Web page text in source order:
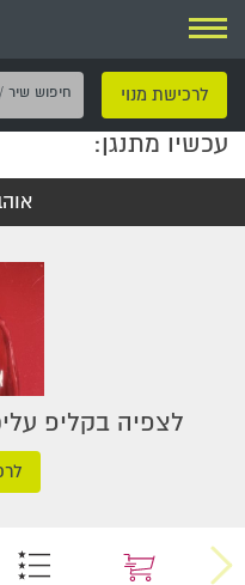
ניווט
לרכישת מנוי
עכשיו מתנגן:
לצפיה בקליפ